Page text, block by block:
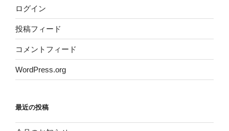
ログイン
投稿フィード
コメントフィード
WordPress.org
最近の投稿